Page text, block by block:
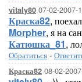
vitaly80 07-02-2007-
Краска82,
Morpher, я на
Катюшка_81,
Обратиться -
Краска82 08-02-